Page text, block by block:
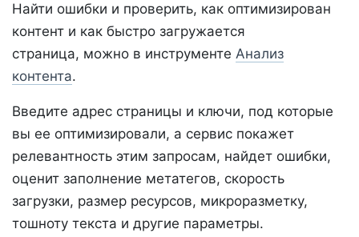
Найти ошибки и проверить, как оптимизирован
контент и как быстро загружается
страница, можно в инструменте Анализ
контента.
Введите адрес страницы и ключи, под которые
вы ее оптимизировали, а сервис покажет
релевантность этим запросам, найдет ошибки,
оценит заполнение метатегов, скорость
загрузки, размер ресурсов, микроразметку,
тошноту текста и другие параметры.